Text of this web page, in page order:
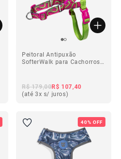
Peitoral Antipuxão
SofterWalk para Cachorros
R$ 179,00R$ 107,40
(até 3x s/ juros)
40% OFF